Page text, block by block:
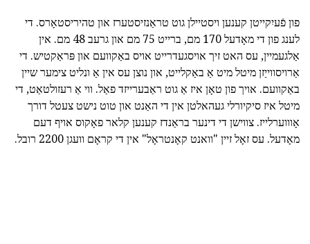
פון פֿעיִקייטן קענען ויסטיילן גוט טראַנזיסטערז און טהיריסטאָרס. די
לענג פון די מאָדעל 170 מם, ברייט 75 מם און גרעב 48 מם. אין
אַלגעמיין, עס האט זיך אויסגעדרייט אויס באַקוועם און פּראַקטיש. די
אַרויסווייַזן מיטל מיט אַ באַקלייט, און נוצן עס אין אַ ונליט צימער שיין
באַקוועם. אויך פון טאָן איז אַ גוט ראַבערייזד פאַל. ווי אַ רעזולטאַט, די
מיטל איז סיקיורלי געהאלטן אין די האַנט און טוט נישט צעטל דורך
אָוווערלייז. צווישן די דינער בראַנדז קענען קלאר פאָקוס אויף דעם
מאָדעל. עס זאָל זיין "וואנט קאָנטראָל" אין די קראָם וועגן 2200 רובל.